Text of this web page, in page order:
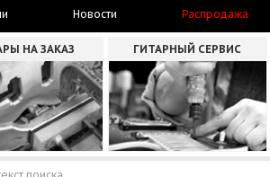
Новости Распродажа
НА ЗАКАЗ ГИТАРНЫЙ СЕРВИС